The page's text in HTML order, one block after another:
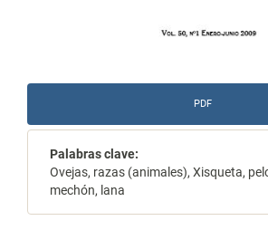
PDF
Palabras clave:
Ovejas, razas (animales), Xisqueta,
mechón, lana